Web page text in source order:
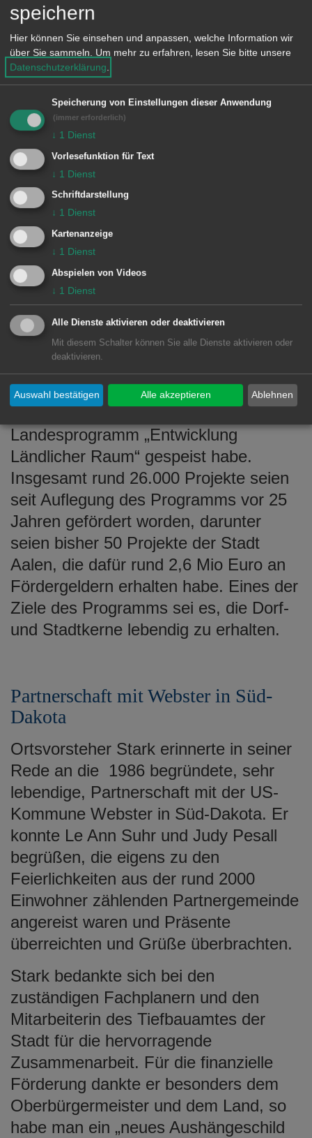
Unterstützung des Landes (51.000
Euro) sei dies nun Realität geworden.
Das Engagement der Dewanger für
ihren neuen Dorfladen hob der OB
besonders hervor, denn über 600
Mitglieder zähle die Genossenschaft
„WellandMitte“. Nun liege es an den
Dewangern, dass der Laden „eine
Erfolgsstory“ werde.
Auch für die Gestaltung des neuen
Dorfplatzes mit Brunnen und E-
Tanksäule habe man dem Land für
rund 115.000 Euro Fördermittel zu
danken, betonte der OB.
„Euch kann man Geld geben, Ihr macht
was draus“, lobte Staatssekretärin
Gurr-Hirsch den neuen Dorfmittelpunkt,
Landesprogramm „Entwicklung
Ländlicher Raum“ gespeist habe.
Insgesamt rund 26.000 Projekte seien
seit Auflegung des Programms vor 25
Jahren gefördert worden, darunter
seien bisher 50 Projekte der Stadt
Aalen, die dafür rund 2,6 Mio Euro an
Fördergeldern erhalten habe. Eines der
Ziele des Programms sei es, die Dorf-
und Stadtkerne lebendig zu erhalten.
Partnerschaft mit Webster in Süd-
Dakota
Ortsvorsteher Stark erinnerte in seiner
Rede an die 1986 begründete, sehr
lebendige, Partnerschaft mit der US-
Kommune Webster in Süd-Dakota. Er
konnte Le Ann Suhr und Judy Pesall
begrüßen, die eigens zu den
Feierlichkeiten aus der rund 2000
Einwohner zählenden Partnergemeinde
angereist waren und Präsente
überreichten und Grüße überbrachten.
Stark bedankte sich bei den
zuständigen Fachplanern und den
Mitarbeiterin des Tiefbauamtes der
Stadt für die hervorragende
Zusammenarbeit. Für die finanzielle
Förderung dankte er besonders dem
Oberbürgermeister und dem Land, so
habe man ein „neues Aushängeschild
speichern
Hier können Sie einsehen und anpassen, welche Information wir
über Sie sammeln.
Um mehr zu erfahren, lesen Sie bitte unsere
Datenschutzerklärung
Speicherung von Einstellungen dieser Anwendung
(immer erforderlich)
↓ 1 Dienst
Vorlesefunktion für Text
↓ 1 Dienst
Schriftdarstellung
↓ 1 Dienst
Kartenanzeige
↓ 1 Dienst
Abspielen von Videos
↓ 1 Dienst
Alle Dienste aktivieren oder deaktivieren
Mit diesem Schalter können Sie alle Dienste aktivieren oder
deaktivieren.
Ablehnen
Auswahl bestätigen Alle akzeptieren